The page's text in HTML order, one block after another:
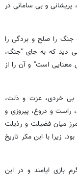
پریشانی و بی سامانی در
که جنگ را صلح و بردگی را
دید که به جای "جنگ،
است" و آن را از
بی خردی، عزت و ذلت،
راست و دروغ، پیروزی و
میان فضیلت و رذیلت
زیرا با این مکر تاریخ
بازی ایامند و در این